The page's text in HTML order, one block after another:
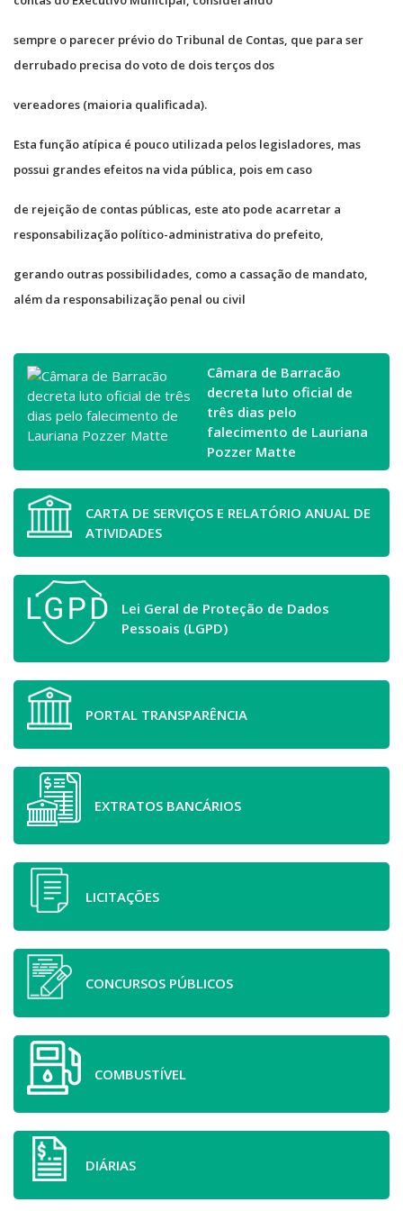
sempre o parecer prévio do Tribunal de Contas, que para ser
derrubado precisa do voto de dois terços dos
vereadores (maioria qualificada).
Esta função atípica é pouco utilizada pelos legisladores, mas
possui grandes efeitos na vida pública, pois em caso
de rejeição de contas públicas, este ato pode acarretar a
responsabilização político-administrativa do prefeito,
gerando outras possibilidades, como a cassação de mandato,
além da responsabilização penal ou civil
Câmara de Barracão
decreta luto oficial de
três dias pelo
falecimento de Lauriana
Pozzer Matte
CARTA DE SERVIÇOS E RELATÓRIO ANUAL DE
ATIVIDADES
Lei Geral de Proteção de Dados
Pessoais (LGPD)
PORTAL TRANSPARÊNCIA
EXTRATOS BANCÁRIOS
LICITAÇÕES
CONCURSOS PÚBLICOS
COMBUSTÍVEL
DIÁRIAS